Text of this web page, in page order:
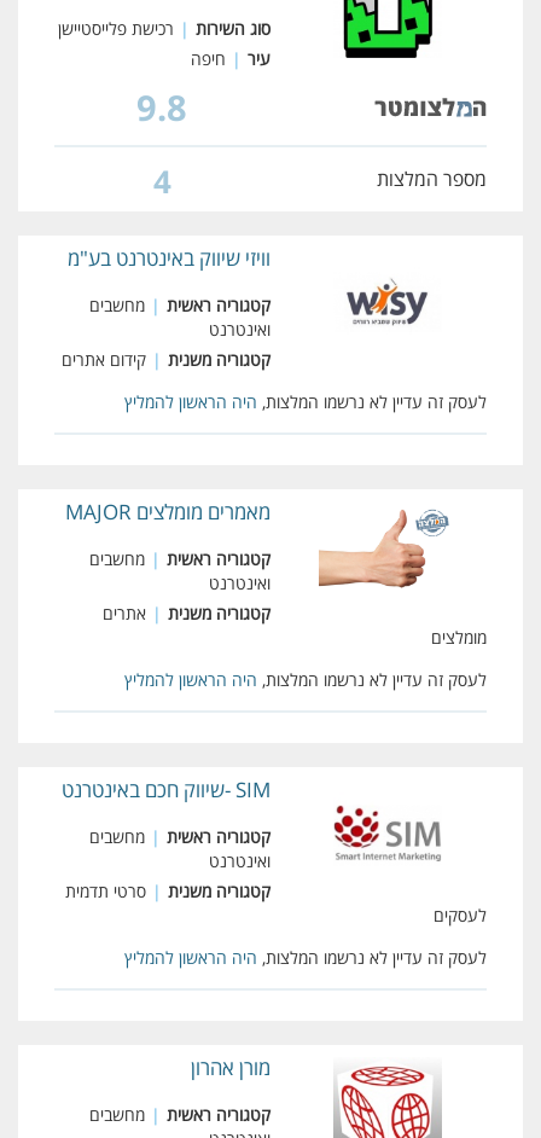
סוג השירות | רכישת פלייסטיישן
עיר | חיפה
9.8
מספר המלצות 4
וויזי שיווק באינטרנט בע"מ
קטגוריה ראשית | מחשבים
ואינטרנט
קטגוריה משנית | קידום אתרים
לעסק זה עדיין לא נרשמו המלצות, היה הראשון להמליץ
מאמרים מומלצים MAJOR
קטגוריה ראשית | מחשבים
ואינטרנט
קטגוריה משנית | אתרים
מומלצים
לעסק זה עדיין לא נרשמו המלצות, היה הראשון להמליץ
SIM -שיווק חכם באינטרנט
קטגוריה ראשית | מחשבים
ואינטרנט
קטגוריה משנית | סרטי תדמית
לעסקים
לעסק זה עדיין לא נרשמו המלצות, היה הראשון להמליץ
מורן אהרון
קטגוריה ראשית | מחשבים